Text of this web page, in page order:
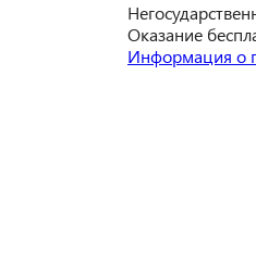
Оказание
Информация о